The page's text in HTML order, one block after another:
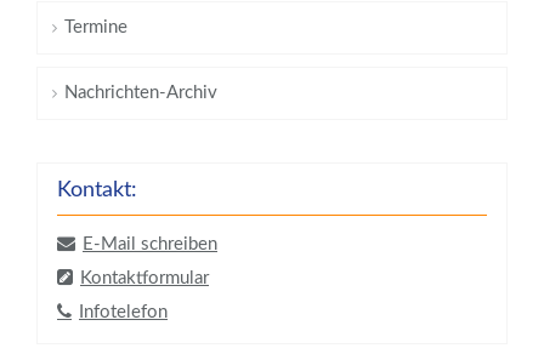
Termine
Nachrichten-Archiv
Kontakt:
E-Mail schreiben
Kontaktformular
Infotelefon